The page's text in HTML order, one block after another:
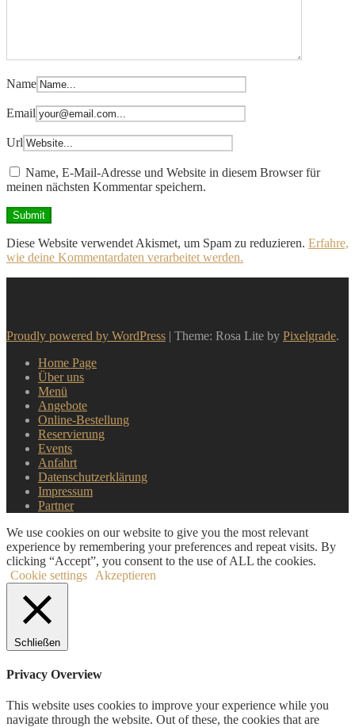
Name
Email
Url
Name, E-Mail-Adresse und Website in diesem Browser für
meinen nächsten Kommentar speichern.
Diese Website verwendet Akismet, um Spam zu reduzieren. Erfahre,
wie deine Kommentardaten verarbeitet werden.
Proudly powered by WordPress | Theme: Rosa Lite by Pixelgrade.
Home Page
Über uns
Menü
Angebote
Online-Bestellung
Reservierung
Events
Anfahrt
Datenschutzerklärung
Impressum
Partner
We use cookies on our website to give you the most relevant
experience by remembering your preferences and repeat visits. By
clicking “Accept”, you consent to the use of ALL the cookies.
Cookie settings
Akzeptieren
Schließen
Privacy Overview
This website uses cookies to improve your experience while you
navigate through the website. Out of these, the cookies that are